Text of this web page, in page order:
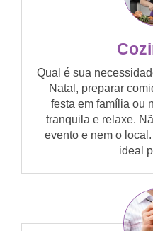
Qual é sua
Natal, preparar
festa em família ou
tranquila e relaxe.
evento e nem o
ideal